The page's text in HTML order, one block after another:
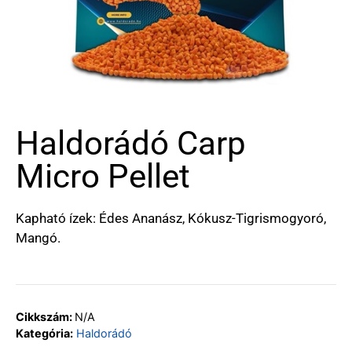
Haldorádó Carp
Micro Pellet
Kapható ízek: Édes Ananász, Kókusz-Tigrismogyoró,
Mangó.
Cikkszám: N/A
Kategória: Haldorádó